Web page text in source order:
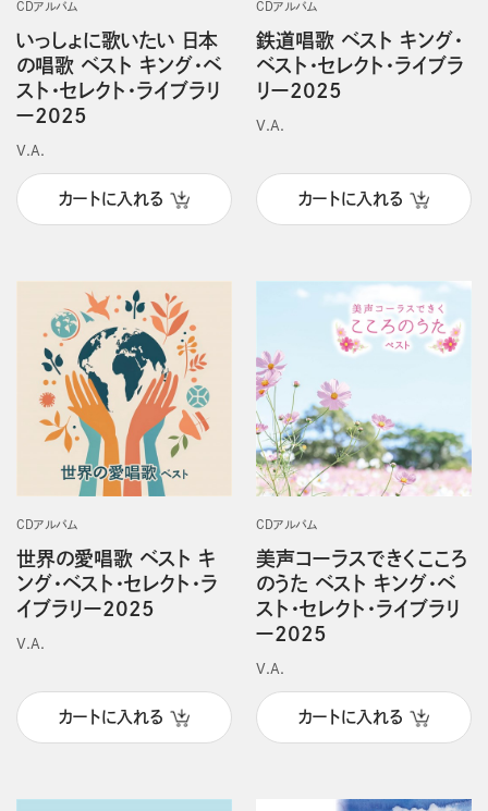
CDアルバム
いっしょに歌いたい 日本
の唱歌 ベスト キング・ベ
スト・セレクト・ライブラリ
ー2025
V.A.
カートに入れる
CDアルバム
鉄道唱歌 ベスト キング・
ベスト・セレクト・ライブラ
リー2025
V.A.
カートに入れる
CDアルバム
世界の愛唱歌 ベスト キ
ング・ベスト・セレクト・ラ
イブラリー2025
V.A.
カートに入れる
CDアルバム
美声コーラスできくこころ
のうた ベスト キング・ベ
スト・セレクト・ライブラリ
ー2025
V.A.
カートに入れる